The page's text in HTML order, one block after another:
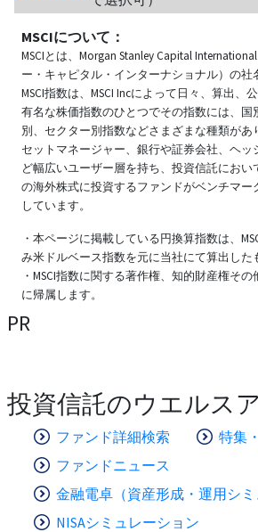
MSCIについて：
MSCIとは、Morgan Stanley Capital
ー・キャピタル・インターナショナル）の社
MSCI指数は、MSCI Incによって日々、算出、
有名な株価指数のひとつでその指数には、国
別、セクター別指数などさまざまな種類があ
セットマネージャー、銀行や証券会社、ヘッ
ど幅広いユーザー層を持ち、投資信託におい
の海外株式に投資するファンドがベンチマー
しています。
・本ページに掲載している円換算指数は、
み米ドルベース指数を元に当社にて算出した
・MSCI指数に関する著作権、知的財産権その
に帰属します。
PR
投資信託のウエルス
ファンド詳細検索
特集
ファンドニュース
金融電卓（資産形成・運用シミ
NISAシミュレーション